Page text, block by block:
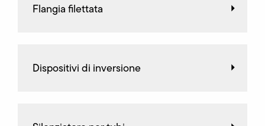
Flangia filettata
Dispositivi di inversione